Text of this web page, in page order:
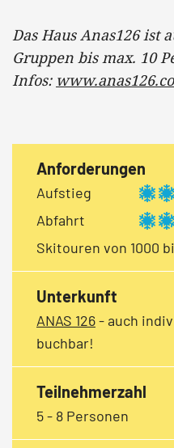
Das Haus Anas126
Gruppen bis max. 10
Infos:
Anforderungen
Aufstieg
Abfahrt
Skitouren von 1000
Unterkunft
ANAS 126- auch
buchbar!
Teilnehmerzahl
5 - 8 Personen